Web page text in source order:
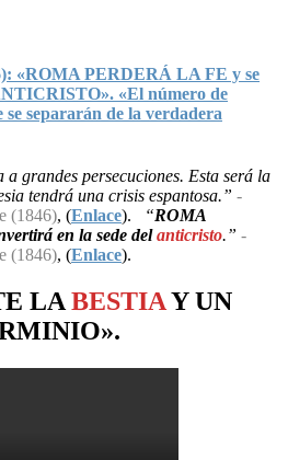
«ROMA PERDERÁ LA FE y se
«El número de
se separarán de la verdadera
grandes persecuciones. Esta será la
tendrá una crisis espantosa.” -
(1846), (Enlace). “ROMA
en la sede delanticristo.” -
(1846), (Enlace).
LABESTIAY UN
».